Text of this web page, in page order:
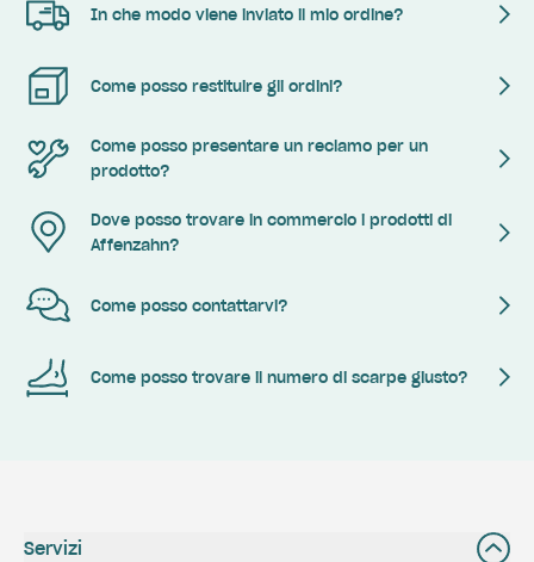
In che modo viene inviato il mio ordine?
Come posso restituire gli ordini?
Come posso presentare un reclamo per un
prodotto?
Dove posso trovare in commercio i prodotti di
Affenzahn?
Come posso contattarvi?
Come posso trovare il numero di scarpe giusto?
Servizi